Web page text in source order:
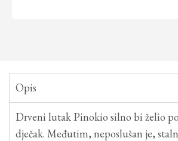
Opis
Drveni lutak Pinokio silno bi želio
dječak. Međutim, neposlušan je,